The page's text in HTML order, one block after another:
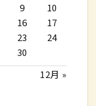
9
10
16
17
23
24
30
12月 »